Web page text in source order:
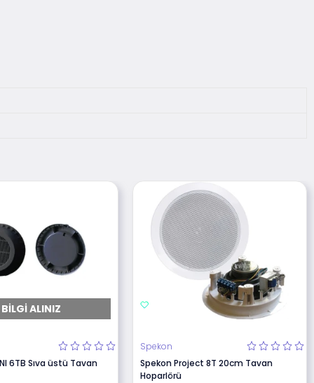
BILGI ALINIZ
6TB Sıva üstü Tavan
Spekon
Spekon Project 8T 20cm Tavan
Hoparlörü